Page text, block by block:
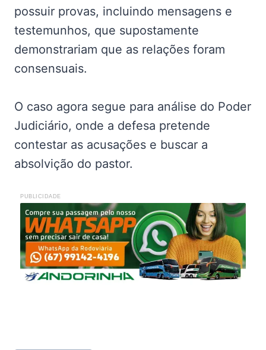
possuir provas, incluindo mensagens e
testemunhos, que supostamente
demonstrariam que as relações foram
consensuais.
O caso agora segue para análise do Poder
Judiciário, onde a defesa pretende
contestar as acusações e buscar a
absolvição do pastor.
PUBLICIDADE